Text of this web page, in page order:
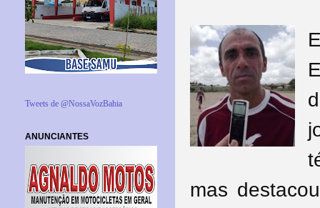
mas
Tweets de @NossaVozBahia
ANUNCIANTES